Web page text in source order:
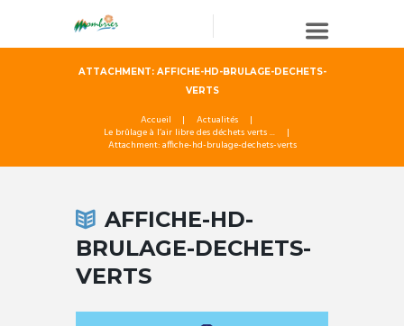
ATTACHMENT: AFFICHE-HD-BRULAGE-DECHETS-
VERTS
Accueil
Actualités
Le brûlage à l’air libre des déchets verts ...
Attachment: affiche-hd-brulage-dechets-verts
AFFICHE-HD-
BRULAGE-DECHETS-
VERTS